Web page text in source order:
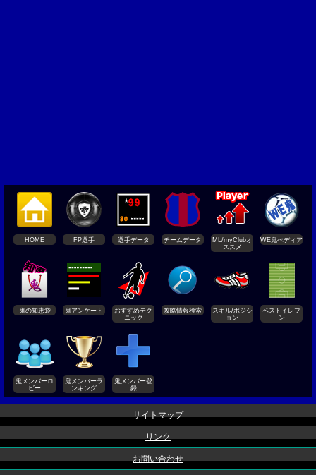
HOME FP選手 選手データ チームデータ
ML/myClubオ
ススメ
WE鬼ぺディア
鬼の知恵袋 鬼アンケート
おすすめテク
ニック
攻略情報検索
スキル/ポジシ
ョン
ベストイレブ
ン
鬼メンバーロ
ビー
鬼メンバーラ
ンキング
鬼メンバー登
録
サイトマップ
リンク
お問い合わせ